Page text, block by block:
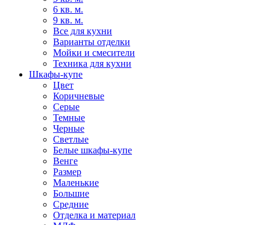
6 кв. м.
9 кв. м.
Все для кухни
Варианты отделки
Мойки и смесители
Техника для кухни
Шкафы-купе
Цвет
Коричневые
Серые
Темные
Черные
Светлые
Белые шкафы-купе
Венге
Размер
Маленькие
Большие
Средние
Отделка и материал